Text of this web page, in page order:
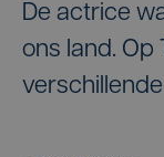
De actrice
ons land.